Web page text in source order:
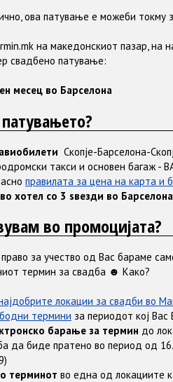
ова патување е можеби токму
на македонскиот пазар, на
свадбено патување:
месец во Барселона
Скопје-Барселона-
такси и основен багаж -
правилата за цена на карта и
хотел со 3 ѕвезди во Барселона
во промоцијата?
за учество од Вас бараме
термин за свадба ☻ Како?
локации за свадби во
термини за периодот кој Вас
барање за термин до
да биде пратено во период од
терминот во една од локациите